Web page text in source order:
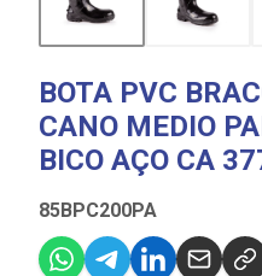
BOTA PVC
CANO MEDIO
BICO AÇO CA
85BPC200PA